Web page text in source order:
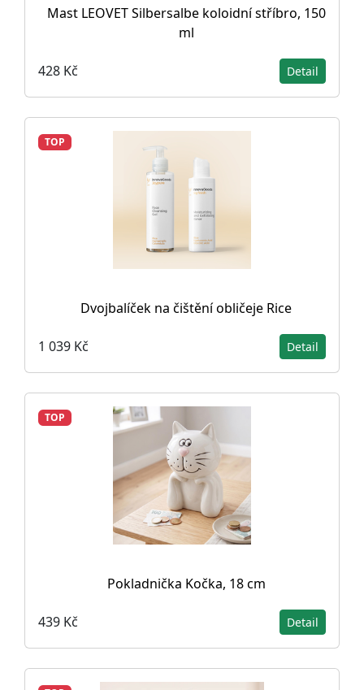
Mast LEOVET Silbersalbe koloidní stříbro, 150
ml
428 Kč Detail
TOP
Dvojbalíček na čištění obličeje Rice
1 039 Kč Detail
TOP
Pokladnička Kočka, 18 cm
439 Kč Detail